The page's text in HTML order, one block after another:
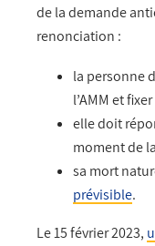
de la demande
renonciation :
la personne
l’AMM et
elle doit
moment de
sa mort
prévisible.
Le 15 février 2023,